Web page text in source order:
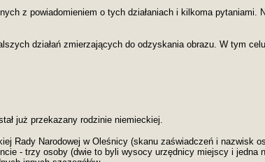
z powiadomieniem o tych działaniach i kilkoma pytaniami.
działań zmierzających do odzyskania obrazu. W tym
już przekazany rodzinie niemieckiej.
Rady Narodowej w Oleśnicy (skanu zaświadczeń i nazwisk
- trzy osoby (dwie to byli wysocy urzędnicy miejscy i jedna